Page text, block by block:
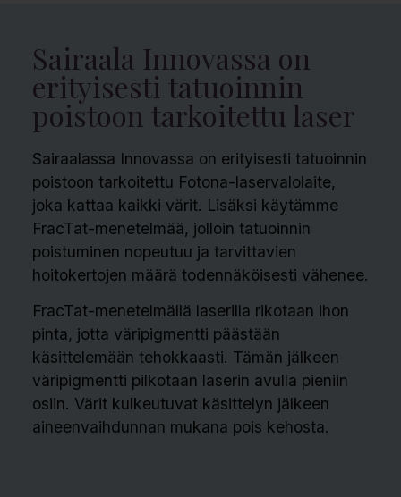
Sairaala Innovassa on
erityisesti tatuoinnin
poistoon tarkoitettu laser
Sairaalassa Innovassa on erityisesti tatuoinnin
poistoon tarkoitettu Fotona-laservalolaite,
joka kattaa kaikki värit. Lisäksi käytämme
FracTat-menetelmää, jolloin tatuoinnin
poistuminen nopeutuu ja tarvittavien
hoitokertojen määrä todennäköisesti vähenee.
FracTat-menetelmällä laserilla rikotaan ihon
pinta, jotta väripigmentti päästään
käsittelemään tehokkaasti. Tämän jälkeen
väripigmentti pilkotaan laserin avulla pieniin
osiin. Värit kulkeutuvat käsittelyn jälkeen
aineenvaihdunnan mukana pois kehosta.